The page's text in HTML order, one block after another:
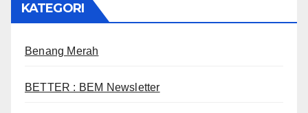
KATEGORI
Benang Merah
BETTER : BEM Newsletter